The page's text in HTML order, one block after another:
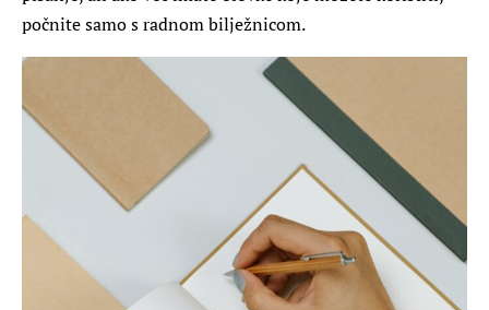
počnite samo s radnom bilježnicom.